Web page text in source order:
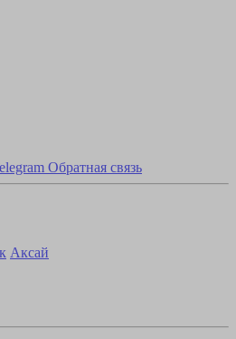
Обратная связь
Аксай